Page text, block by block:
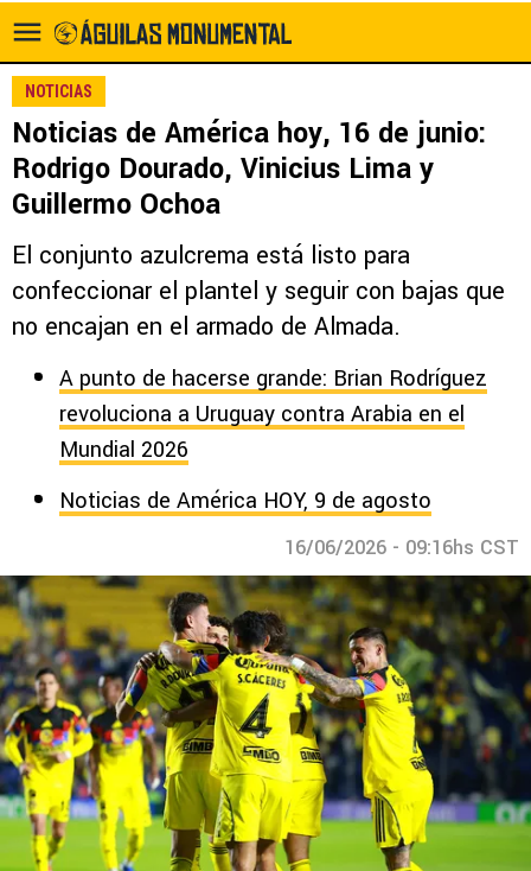
NOTICIAS
Noticias de América hoy, 16 de junio:
Rodrigo Dourado, Vinicius Lima y
Guillermo Ochoa
El conjunto azulcrema está listo para
confeccionar el plantel y seguir con bajas que
no encajan en el armado de Almada.
A punto de hacerse grande: Brian Rodríguez
revoluciona a Uruguay contra Arabia en el
Mundial 2026
Noticias de América HOY, 9 de agosto
16/06/2026 - 09:16hs CST